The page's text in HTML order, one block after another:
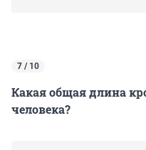
7 / 10
Какая общая длина
человека?